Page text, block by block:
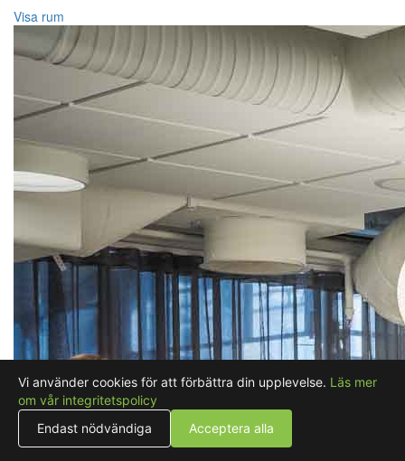
Visa rum
Vi använder cookies för att förbättra din upplevelse. Läs mer
om vår integritetspolicy
Endast nödvändiga
Acceptera alla